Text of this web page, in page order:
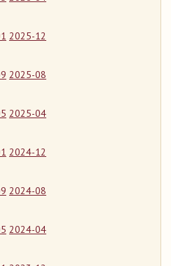
2025-12
2025-08
2025-04
2024-12
2024-08
2024-04